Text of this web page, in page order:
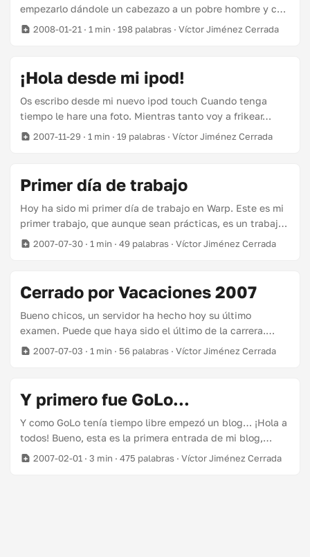
empezarlo dándole un cabezazo a un pobre hombre y casi
destrozando el mobiliario de la republicana ( 2). Y es que
dibujar, con las hojas gordas y fácil de llevar. Había leído
en el blog de Jordi Bayarri ( 2) que existían tales objetos.
Este sábado entre cervezas y bolos, IRU me contó que
ella usaba moleskines. Así que hoy ya no me he podido
contener y me he ido a comprar uno a la casa del libro. Iru
también me ha recomendado un Faber-Castell Pitt, que
2008-01-21 · 1 min · 198 palabras · Víctor Jiménez Cerrada
¡Hola desde mi ipod!
Os escribo desde mi nuevo ipod touch Cuando tenga
tiempo le hare una foto. Mientras tanto voy a frikear…
2007-11-29 · 1 min · 19 palabras · Víctor Jiménez Cerrada
Primer día de trabajo
Hoy ha sido mi primer día de trabajo en Warp. Este es mi
primer trabajo, que aunque sean prácticas, es un trabajo
:D. Aunque estoy un poco descolocado, porque hay
2007-07-30 · 1 min · 49 palabras · Víctor Jiménez Cerrada
Cerrado por Vacaciones 2007
Bueno chicos, un servidor ha hecho hoy su último
examen. Puede que haya sido el último de la carrera.
Puede que no. Ahora me da igual, en unas horas cogeré
besico a todos y feliz verano!!
2007-07-03 · 1 min · 56 palabras · Víctor Jiménez Cerrada
Y primero fue GoLo...
Y como GoLo tenía tiempo libre empezó un blog… ¡Hola a
todos! Bueno, esta es la primera entrada de mi blog,
debería presentarme, o contar alguna anécdota, o hacer
2007-02-01 · 3 min · 475 palabras · Víctor Jiménez Cerrada